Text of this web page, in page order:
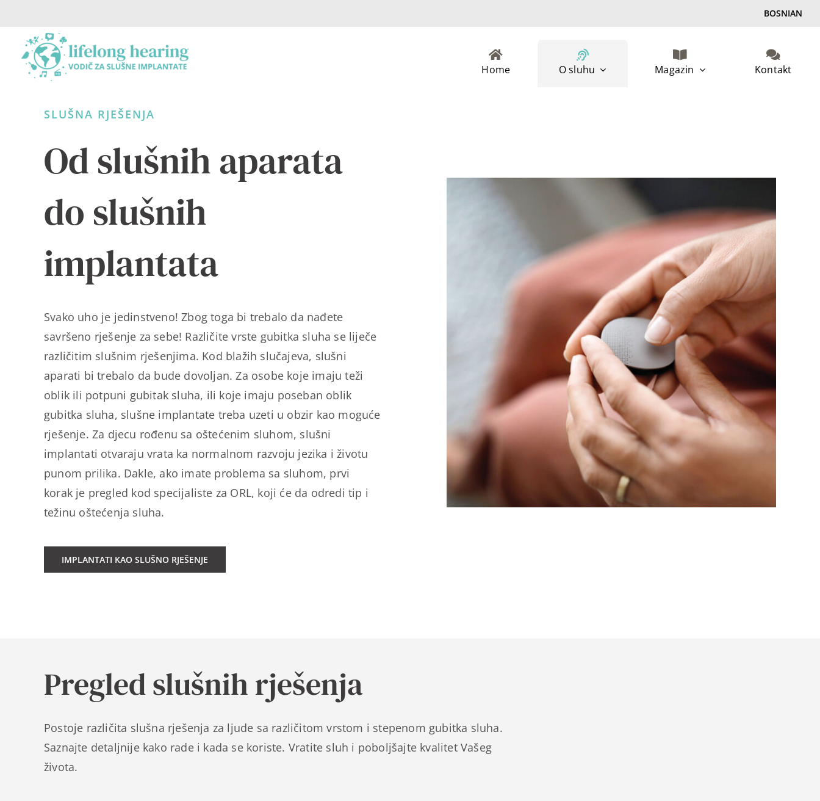
content
BOSNIAN
Home O sluhu Magazin Kontakt
SLUŠNA RJEŠENJA
Od slušnih aparata
do slušnih
implantata
Svako uho je jedinstveno! Zbog toga bi trebalo da nađete
savršeno rješenje za sebe! Različite vrste gubitka sluha se liječe
različitim slušnim rješenjima. Kod blažih slučajeva, slušni
aparati bi trebalo da bude dovoljan. Za osobe koje imaju teži
oblik ili potpuni gubitak sluha, ili koje imaju poseban oblik
gubitka sluha, slušne implantate treba uzeti u obzir kao moguće
rješenje. Za djecu rođenu sa oštećenim sluhom, slušni
implantati otvaraju vrata ka normalnom razvoju jezika i životu
punom prilika. Dakle, ako imate problema sa sluhom, prvi
korak je pregled kod specijaliste za ORL, koji će da odredi tip i
težinu oštećenja sluha.
IMPLANTATI KAO SLUŠNO RJEŠENJE
Pregled slušnih rješenja
Postoje različita slušna rješenja za ljude sa različitom vrstom i stepenom gubitka sluha.
Saznajte detaljnije kako rade i kada se koriste. Vratite sluh i poboljšajte kvalitet Vašeg
života.